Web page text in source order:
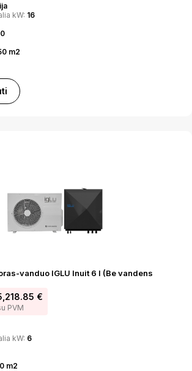
kW: 16
m2
vanduo IGLU Inuit 6 I (Be vandens
€
PVM
kW: 6
m2